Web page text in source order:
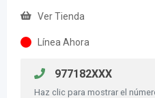
Ver Tienda
Línea Ahora
977182XXX
Haz clic para mostrar el